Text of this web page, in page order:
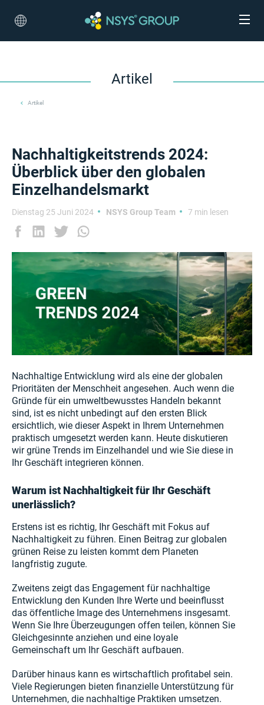
Artikel
Artikel
Nachhaltigkeitstrends 2024:
Überblick über den globalen
Einzelhandelsmarkt
Dienstag 25 Juni 2024 NSYS Group Team 7 min lesen
Nachhaltige Entwicklung wird als eine der globalen
Prioritäten der Menschheit angesehen. Auch wenn die
Gründe für ein umweltbewusstes Handeln bekannt
sind, ist es nicht unbedingt auf den ersten Blick
ersichtlich, wie dieser Aspekt in Ihrem Unternehmen
praktisch umgesetzt werden kann. Heute diskutieren
wir grüne Trends im Einzelhandel und wie Sie diese in
Ihr Geschäft integrieren können.
Warum ist Nachhaltigkeit für Ihr Geschäft
unerlässlich?
Erstens ist es richtig, Ihr Geschäft mit Fokus auf
Nachhaltigkeit zu führen. Einen Beitrag zur globalen
grünen Reise zu leisten kommt dem Planeten
langfristig zugute.
Zweitens zeigt das Engagement für nachhaltige
Entwicklung den Kunden Ihre Werte und beeinflusst
das öffentliche Image des Unternehmens insgesamt.
Wenn Sie Ihre Überzeugungen offen teilen, können Sie
Gleichgesinnte anziehen und eine loyale
Gemeinschaft um Ihr Geschäft aufbauen.
Darüber hinaus kann es wirtschaftlich profitabel sein.
Viele Regierungen bieten finanzielle Unterstützung für
Unternehmen, die nachhaltige Praktiken umsetzen.